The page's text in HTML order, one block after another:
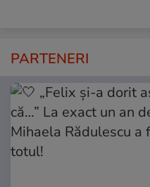
PARTENERI